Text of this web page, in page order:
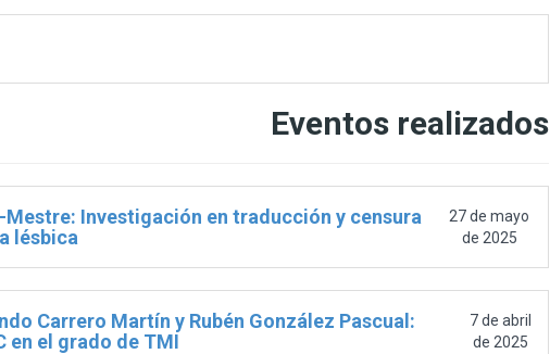
Eventos realizados
Mestre: Investigación en traducción y censura
lésbica
27 de mayo
de 2025
Carrero Martín y Rubén González Pascual:
en el grado de TMI
7 de abril
de 2025